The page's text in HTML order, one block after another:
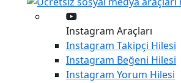
Instagram Araçları
Instagram Takipçi Hilesi
Instagram Beğeni Hilesi
Instagram Yorum Hilesi